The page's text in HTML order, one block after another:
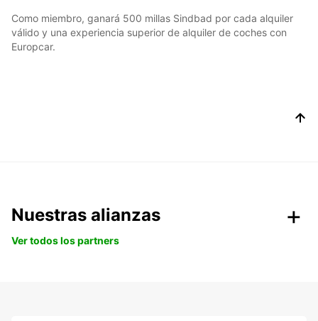
Como miembro, ganará 500 millas Sindbad por cada alquiler
válido y una experiencia superior de alquiler de coches con
Europcar.
Nuestras alianzas
Ver todos los partners